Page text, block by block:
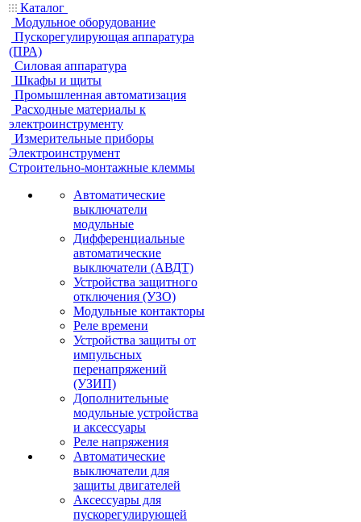
Каталог
Модульное оборудование
Пускорегулирующая аппаратура
(ПРА)
Силовая аппаратура
Шкафы и щиты
Промышленная автоматизация
Расходные материалы к
электроинструменту
Измерительные приборы
Электроинструмент
Строительно-монтажные клеммы
Автоматические
выключатели
модульные
Дифференциальные
автоматические
выключатели (АВДТ)
Устройства защитного
отключения (УЗО)
Модульные контакторы
Реле времени
Устройства защиты от
импульсных
перенапряжений
(УЗИП)
Дополнительные
модульные устройства
и аксессуары
Реле напряжения
Автоматические
выключатели для
защиты двигателей
Аксессуары для
пускорегулирующей